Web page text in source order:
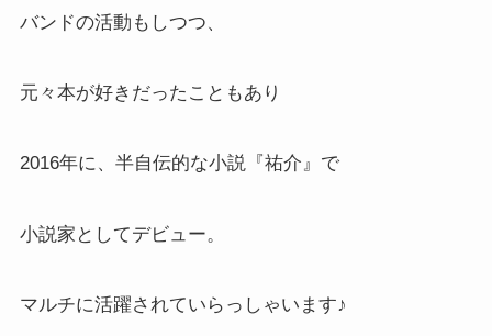
バンドの活動もしつつ、
元々本が好きだったこともあり
2016年に、半自伝的な小説『祐介』で
小説家としてデビュー。
マルチに活躍されていらっしゃいます♪